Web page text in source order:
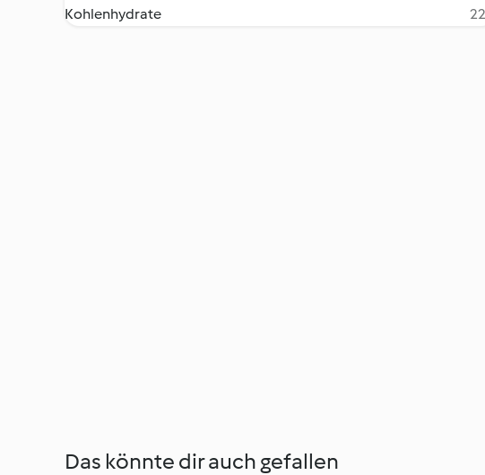
Kohlenhydrate
Das könnte dir auch gefallen